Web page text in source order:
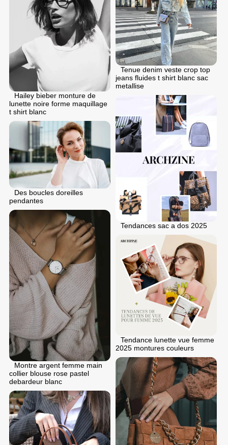
Tenue denim veste crop top
jeans fluides t shirt blanc sac
metallise
Hailey bieber monture de
lunette noire forme maquillage
t shirt blanc
Tendances sac a dos 2025
Des boucles doreilles
pendantes
Montre argent femme main
collier blouse rose pastel
debardeur blanc
Tendance lunette vue femme
2025 montures couleurs